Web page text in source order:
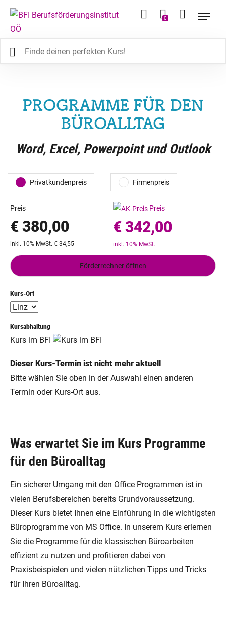
0
PROGRAMME FÜR DEN
BÜROALLTAG
Word, Excel, Powerpoint und Outlook
Was erwartet Sie im Kurs Programme
für den Büroalltag
Ein sicherer Umgang mit den Office Programmen ist in
vielen Berufsbereichen bereits Grundvoraussetzung.
Dieser Kurs bietet Ihnen eine Einführung in die wichtigsten
Büroprogramme von MS Office. In unserem Kurs erlernen
Sie die Programme für die klassischen Büroarbeiten
effizient zu nutzen und profitieren dabei von
Praxisbeispielen und vielen nützlichen Tipps und Tricks
für Ihren Büroalltag.
Kurs-Ort
Kursabhaltung
Kurs im BFI
Privatkundenpreis Firmenpreis
Preis
€ 380,00
inkl. 10% MwSt. € 34,55
Preis
€ 342,00
inkl. 10% MwSt.
Förderrechner öffnen
Dieser Kurs-Termin ist nicht mehr aktuell
Bitte wählen Sie oben in der Auswahl einen anderen
Termin oder Kurs-Ort aus.